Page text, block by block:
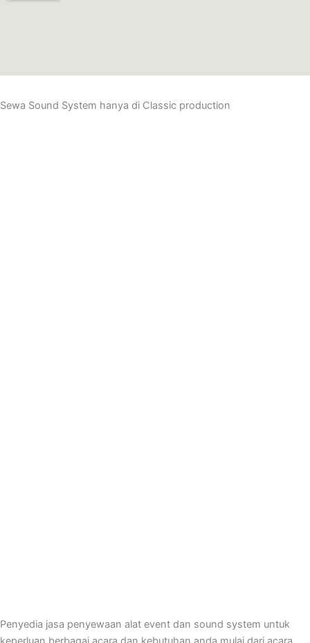
Sewa Sound System hanya di Classic production
Penyedia jasa penyewaan alat event dan sound system untuk